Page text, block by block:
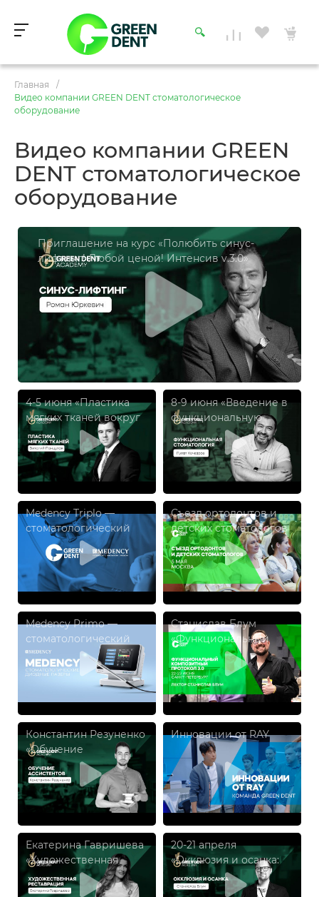
Главная
/
Видео компании GREEN DENT стоматологическое
оборудование
Видео компании GREEN
DENT стоматологическое
оборудование
Приглашение на курс «Полюбить синус-
лифтинг! Любой ценой! Интенсив v.3.0»
Романа Юркевича
4-5 июня «Пластика
мягких тканей вокруг
имплантатов»,
Виталий Панцулая
8-9 июня «Введение в
функциональную
стоматологию.» Пулат
Кочкаров
Medency Triplo —
стоматологический
диодный лазер
Съезд ортодонтов и
детских стоматологов
Medency Primo —
стоматологический
диодный лазер
Станислав Блум
«Функциональный
композитный
протокол 3.0»
Константин Резуненко
«Обучение
ассистентов»
Инновации от RAY
Екатерина Гавришева
«Художественная
реставрация:
искусство создания
20-21 апреля
«Окклюзия и осанка:
Новая научная
парадигма», Станислав